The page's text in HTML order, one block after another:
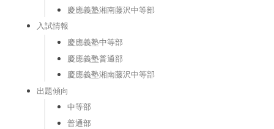
慶應義塾湘南藤沢中等部
入試情報
慶應義塾中等部
慶應義塾普通部
慶應義塾湘南藤沢中等部
出題傾向
中等部
普通部